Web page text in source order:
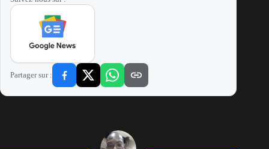
Partager sur :